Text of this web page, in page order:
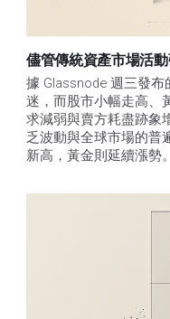
儘管傳統資產市場活
據 Glassnode 週三發
迷，而股市小幅走高、
求減弱與賣方耗盡跡象
乏波動與全球市場的普
新高，黃金則延續漲勢。